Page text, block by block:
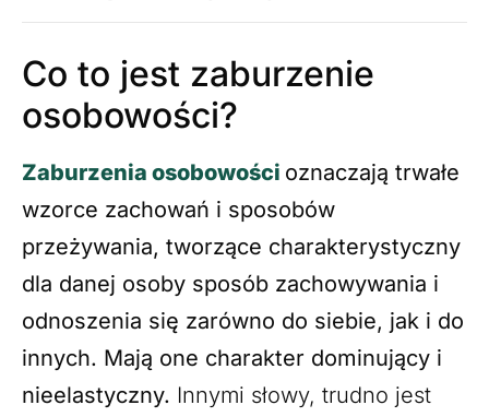
Co to jest zaburzenie
osobowości?
Zaburzenia osobowości oznaczają trwałe
wzorce zachowań i sposobów
przeżywania, tworzące charakterystyczny
dla danej osoby sposób zachowywania i
odnoszenia się zarówno do siebie, jak i do
innych. Mają one charakter dominujący i
nieelastyczny. Innymi słowy, trudno jest